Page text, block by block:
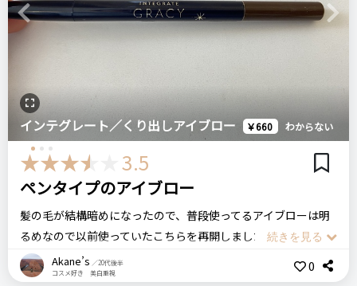
ログイン
おすすめする人・おすすめしない人
描きやすいので皆さんにおすすめできる商品だと思います
比較したもの・こちらを選んだ理由
YouTubeでおすすめしてたので。
価格
お値段も660円とお財布に優しく、出先でアイブローを忘れた
と気づいた時にも大きな痛手なく買えるお値段かなと思います
グレート グレイシィのアイブローと出会いました。
インテグレートグレイシィ
くり出しアイブロウ
リピート回数・頻度
2回目
次回のリピート予定
次回もリピートしたい◎
Previous Next
インテグレート／くり出しアイブロー ￥660 わからない
3.5
ペンタイプのアイブロー
髪の毛が結構暗めになったので、普段使ってるアイブローは明
るめなので以前使っていたこちらを再開しました。
1年くらい使っていなくて久しぶりに眉毛に塗ってみたら、まっ
たく色がでない！え？と思ったら先っぽが固まってしまってい
Akane’s ／20代後半
コスメ好き 美白重視
0